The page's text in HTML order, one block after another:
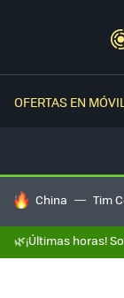
OFERTAS EN
HOY SE HABLA
China Tim
🌿¡Últimas horas!